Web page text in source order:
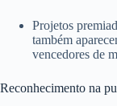
Projetos
também
vencedores de
Reconhecimento na